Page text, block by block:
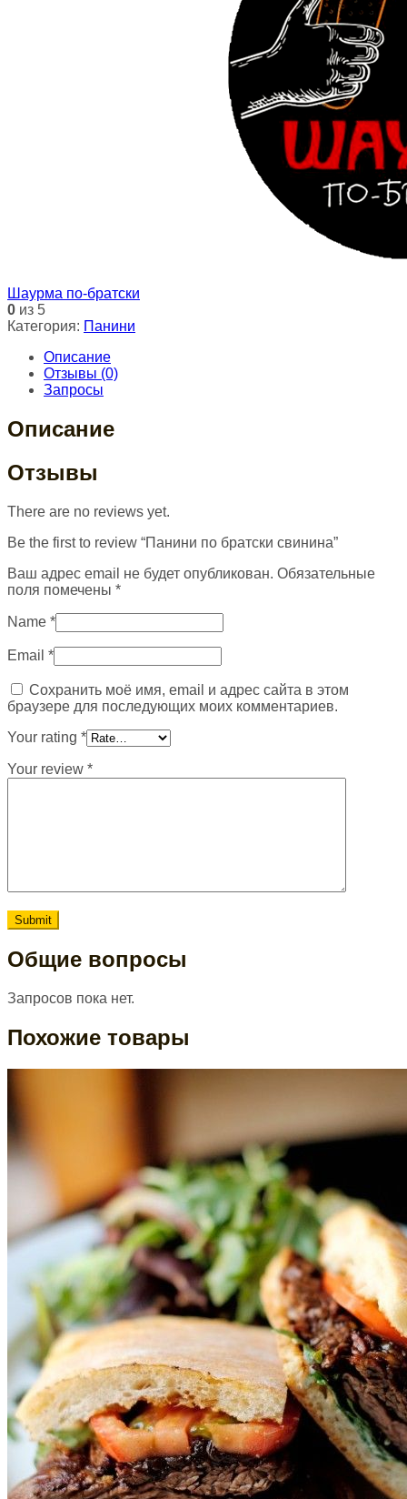
Шаурма по-братски
0 из 5
Категория: Панини
Описание
Отзывы (0)
Запросы
Описание
Отзывы
There are no reviews yet.
Be the first to review “Панини по братски свинина”
Ваш адрес email не будет опубликован. Обязательные
поля помечены *
Name *
Email *
Сохранить моё имя, email и адрес сайта в этом
браузере для последующих моих комментариев.
Your rating *
Your review *
Общие вопросы
Запросов пока нет.
Похожие товары